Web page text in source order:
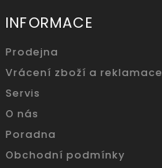
INFORMACE
Prodejna
Vrácení zboží a reklamace
Servis
O nás
Poradna
Obchodní podmínky